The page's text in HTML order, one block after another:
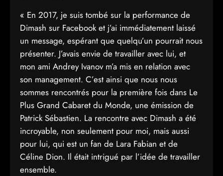
« En 2017, je suis tombé sur la performance de
Dimash sur Facebook et j’ai immédiatement laissé
un message, espérant que quelqu’un pourrait nous
présenter. J’avais envie de travailler avec lui, et
mon ami Andrey Ivanov m’a mis en relation avec
son management. C’est ainsi que nous nous
sommes rencontrés pour la première fois dans Le
Plus Grand Cabaret du Monde, une émission de
Patrick Sébastien. La rencontre avec Dimash a été
incroyable, non seulement pour moi, mais aussi
pour lui, qui est un fan de Lara Fabian et de
Céline Dion. Il était intrigué par l’idée de travailler
ensemble.